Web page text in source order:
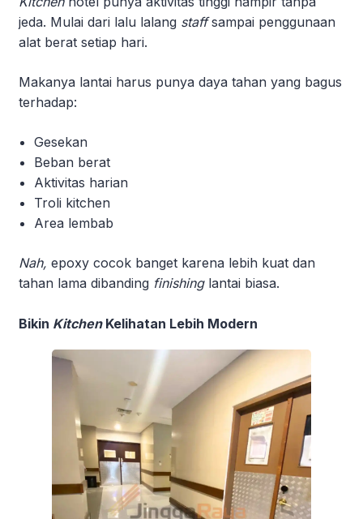
jeda. Mulai dari lalu lalang staffsampai penggunaan
alat berat setiap hari.
Makanya lantai harus punya daya tahan yang bagus
terhadap:
Gesekan
Beban berat
Aktivitas harian
Troli kitchen
Area lembab
Nah, epoxy cocok banget karena lebih kuat dan
tahan lama dibanding finishinglantai biasa.
Bikin KitchenKelihatan Lebih Modern